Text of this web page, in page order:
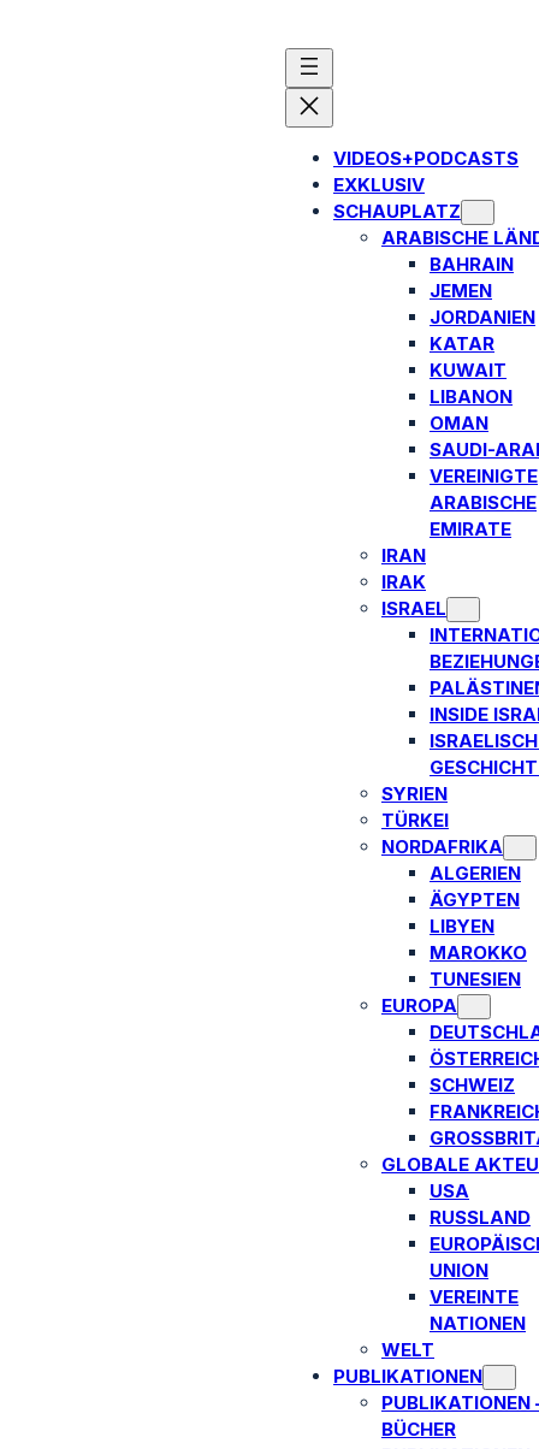
VIDEOS+PODCASTS
EXKLUSIV
SCHAUPLATZ
ARABISCHE
BAHRAIN
JEMEN
JORDANIEN
KATAR
KUWAIT
LIBANON
OMAN
SAUDI-
VEREINIGTE
ARABISCHE
EMIRATE
IRAN
IRAK
ISRAEL
INSIDE
SYRIEN
TÜRKEI
NORDAFRIKA
ALGERIEN
ÄGYPTEN
LIBYEN
MAROKKO
TUNESIEN
EUROPA
SCHWEIZ
GLOBALE
USA
RUSSLAND
UNION
VEREINTE
NATIONEN
WELT
PUBLIKATIONEN
PUBLIKATIONEN
BÜCHER